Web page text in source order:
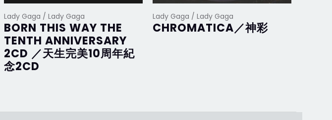
Lady Gaga / Lady Gaga
BORN THIS WAY THE
TENTH ANNIVERSARY
2CD ／天生完美10周年紀
念2CD
Lady Gaga / Lady Gaga
CHROMATICA／神彩